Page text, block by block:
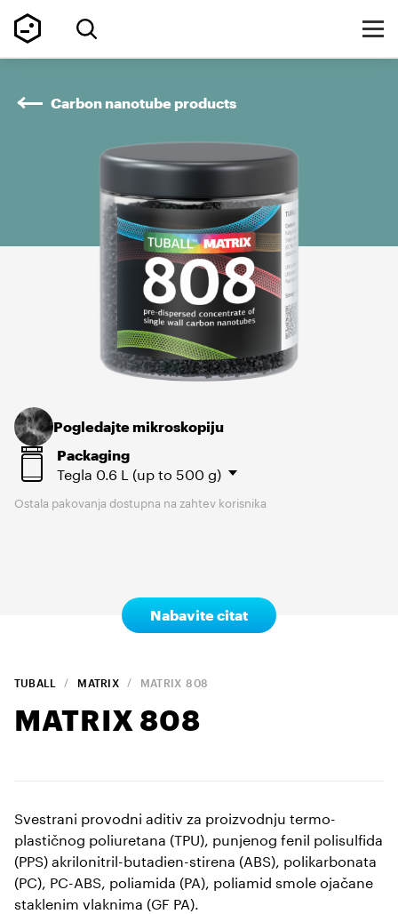
Carbon nanotube products
Packaging
Tegla 0.6 L (up to 500 g)
Ostala pakovanja dostupna na zahtev korisnika
Pogledajte mikroskopiju
TUBALL MATRIX MATRIX 808
MATRIX 808
Nabavite citat
Svestrani provodni aditiv za proizvodnju termo-
plastičnog poliuretana (TPU), punjenog fenil polisulfida
(PPS) akrilonitril-butadien-stirena (ABS), polikarbonata
(PC), PC-ABS, poliamida (PA), poliamid smole ojačane
staklenim vlaknima (GF PA).